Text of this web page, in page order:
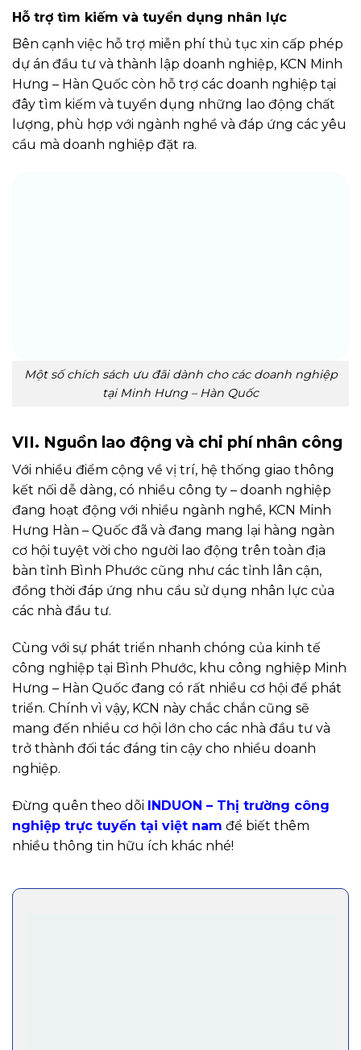
Hỗ trợ tìm kiếm và tuyển dụng nhân lực
Bên cạnh việc hỗ trợ miễn phí thủ tục xin cấp phép
dự án đầu tư và thành lập doanh nghiệp, KCN Minh
Hưng – Hàn Quốc còn hỗ trợ các doanh nghiệp tại
đây tìm kiếm và tuyển dụng những lao động chất
lượng, phù hợp với ngành nghề và đáp ứng các yêu
cầu mà doanh nghiệp đặt ra.
Một số chích sách ưu đãi dành cho các doanh nghiệp
tại Minh Hưng – Hàn Quốc
VII. Nguồn lao động và chi phí nhân công
Với nhiều điểm cộng về vị trí, hệ thống giao thông
kết nối dễ dàng, có nhiều công ty – doanh nghiệp
đang hoạt động với nhiều ngành nghề, KCN Minh
Hưng Hàn – Quốc đã và đang mang lại hàng ngàn
cơ hội tuyệt vời cho người lao động trên toàn địa
bàn tỉnh Bình Phước cũng như các tỉnh lân cận,
đồng thời đáp ứng nhu cầu sử dụng nhân lực của
các nhà đầu tư.
Cùng với sự phát triển nhanh chóng của kinh tế
công nghiệp tại Bình Phước, khu công nghiệp Minh
Hưng – Hàn Quốc đang có rất nhiều cơ hội để phát
triển. Chính vì vậy, KCN này chắc chắn cũng sẽ
mang đến nhiều cơ hội lớn cho các nhà đầu tư và
trở thành đối tác đáng tin cậy cho nhiều doanh
nghiệp.
Đừng quên theo dõi INDUON – Thị trường công
nghiệp trực tuyến tại việt nam để biết thêm
nhiều thông tin hữu ích khác nhé!